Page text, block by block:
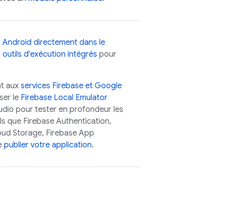
Android directement dans le
outils d'exécution intégrés pour
aux services Firebase et Google
le Firebase Local Emulator
pour tester en profondeur les
que Firebase Authentication,
Storage, Firebase App
publier votre application.